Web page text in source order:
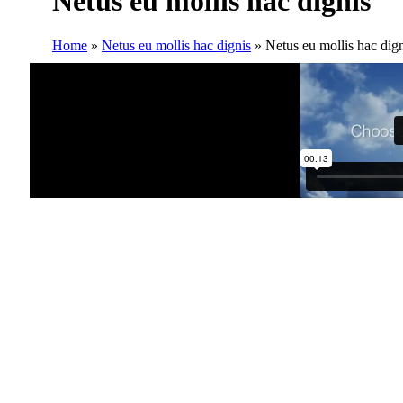
Home » Netus eu mollis hac dignis » Netus eu mollis hac